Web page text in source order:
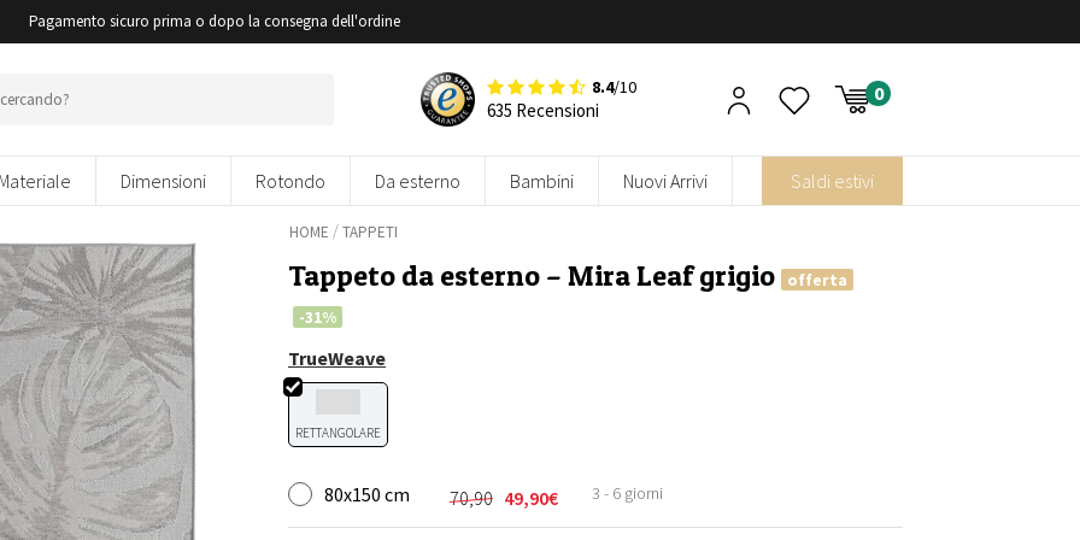
Pagamento sicuro prima o dopo la consegna dell'ordine
8.4/10
635 Recensioni
Materiale Dimensioni Rotondo Da esterno Bambini Nuovi Arrivi Saldi estivi
HOME /TAPPETI
Tappeto da esterno – Mira Leaf grigio
offerta
-31%
TrueWeave
RETTANGOLARE
80x150 cm 70,90
Il
prezzo
49,90€
Il
prezzo
3 - 6 giorni